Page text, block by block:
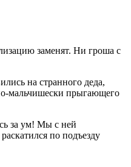
заменят. Ни гроша с
на странного деда,
мальчишески прыгающего
за ум! Мы с ней
по подъезду